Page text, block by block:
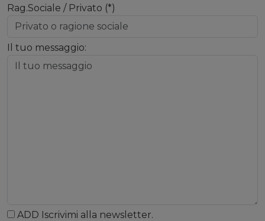
Rag.Sociale / Privato (*)
Il tuo messaggio:
ADD Iscrivimi alla newsletter.